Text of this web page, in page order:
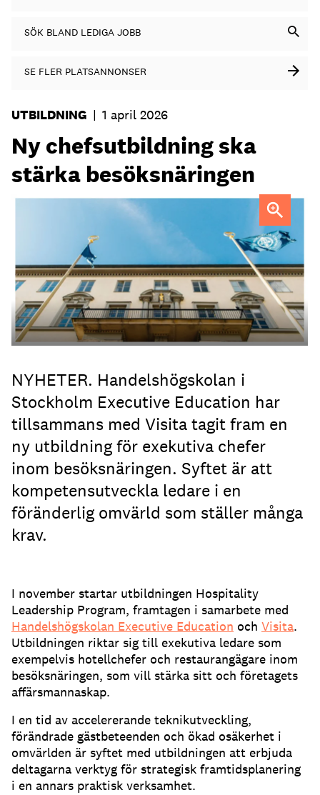
SÖK BLAND LEDIGA JOBB
SE FLER PLATSANNONSER
UTBILDNING | 1 april 2026
Ny chefsutbildning ska
stärka besöksnäringen
Affärsutveckling och förändringsledning – det ligger i fokus
i den nya utbildningen Hospitality Leadership Program.
Foto: Juliana Wiklund
NYHETER. Handelshögskolan i
Stockholm Executive Education har
tillsammans med Visita tagit fram en
ny utbildning för exekutiva chefer
inom besöksnäringen. Syftet är att
kompetensutveckla ledare i en
föränderlig omvärld som ställer många
krav.
I november startar utbildningen Hospitality
Leadership Program, framtagen i samarbete med
Handelshögskolan Executive Education och Visita.
Utbildningen riktar sig till exekutiva ledare som
exempelvis hotellchefer och restaurangägare inom
besöksnäringen, som vill stärka sitt och företagets
affärsmannaskap.
I en tid av accelererande teknikutveckling,
förändrade gästbeteenden och ökad osäkerhet i
omvärlden är syftet med utbildningen att erbjuda
deltagarna verktyg för strategisk framtidsplanering
i en annars praktisk verksamhet.